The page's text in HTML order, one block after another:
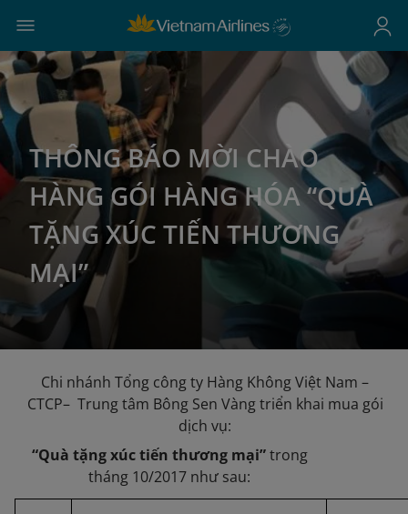
THÔNG BÁO MỜI CHÀO
HÀNG GÓI HÀNG HÓA “QUÀ
TẶNG XÚC TIẾN THƯƠNG
MẠI”
Chi nhánh Tổng công ty Hàng Không Việt Nam –
CTCP– Trung tâm Bông Sen Vàng triển khai mua gói
dịch vụ:
“Quà tặng xúc tiến thương mại”trong
tháng 10/2017 như sau: